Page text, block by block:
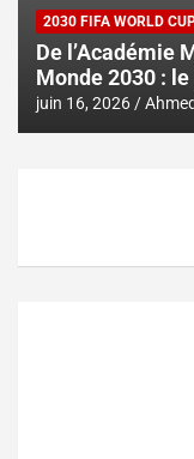
2030 FIFA WORLD
De l’Académie
Monde 2030 :
juin 16, 2026